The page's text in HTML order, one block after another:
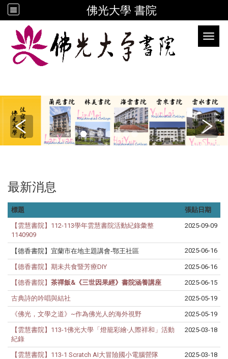
佛光大學 書院
最新消息
標題 張貼日期
【雲慧書院】112-113學年雲慧書院活動紀錄彙整
1140909
2025-09-09
【德香書院】宜蘭市在地主題講會-鄂王社區 2025-06-16
【德香書院】期未共食暨芳療DIY 2025-06-16
【德香書院】 茶禪飯&《三世因果經》書院涵養講座 2025-06-15
古典詩的吟唱與結社 2025-05-19
《佛光，文學之道》~作為佛光人的海外視野 2025-05-19
【雲慧書院】113-1佛光大學「燈籠彩繪‧人際祥和」活動
紀錄
2025-03-18
【雲慧書院】113-1 Scratch AI大冒險國小電腦營隊 2025-03-18